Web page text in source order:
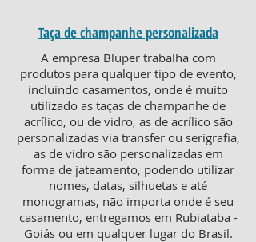
Taça de champanhe personalizada
A empresa Bluper trabalha com
produtos para qualquer tipo de evento,
incluindo casamentos, onde é muito
utilizado as taças de champanhe de
acrílico, ou de vidro, as de acrílico são
personalizadas via transfer ou serigrafia,
as de vidro são personalizadas em
forma de jateamento, podendo utilizar
nomes, datas, silhuetas e até
monogramas, não importa onde é seu
casamento, entregamos em Rubiataba -
Goiás ou em qualquer lugar do Brasil.